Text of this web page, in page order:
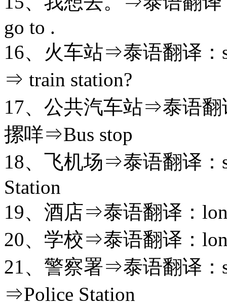
go to .
16、火车站⇒泰语翻译：
⇒ train station?
17、公共汽车站⇒泰语翻
摞咩⇒Bus stop
18、飞机场⇒泰语翻译
Station
19、酒店⇒泰语翻译：
20、学校⇒泰语翻译：
21、警察署⇒泰语翻译：
⇒Police Station